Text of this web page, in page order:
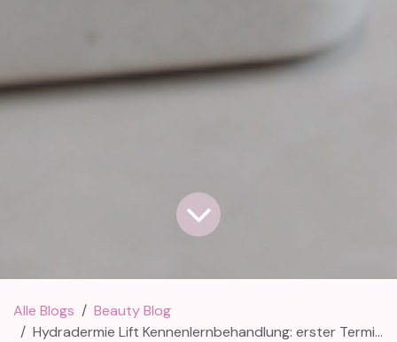
Alle Blogs
Beauty Blog
Hydradermie Lift Kennenlernbehandlung: erster Termin ohne Druck